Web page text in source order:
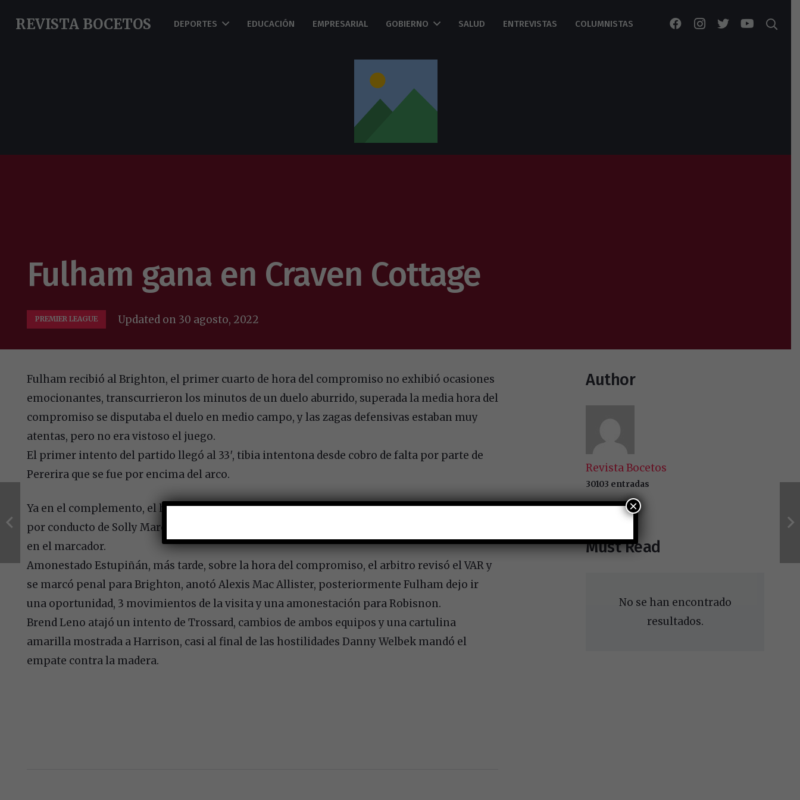
REVISTA BOCETOS DEPORTES EDUCACIÓN EMPRESARIAL GOBIERNO SALUD ENTREVISTAS COLUMNISTAS
Fulham gana en Craven Cottage
PREMIER LEAGUE Updated on 30 agosto, 2022
Fulham recibió al Brighton, el primer cuarto de hora del compromiso no exhibió ocasiones
emocionantes, transcurrieron los minutos de un duelo aburrido, superada la media hora del
compromiso se disputaba el duelo en medio campo, y las zagas defensivas estaban muy
atentas, pero no era vistoso el juego.
El primer intento del partido llegó al 33′, tibia intentona desde cobro de falta por parte de
Pererira que se fue por encima del arco.
Ya en el complemento, el histórico Mitrovic puso arriba al Fulham, luego se acercó la visita
por conducto de Solly March, y un gol en propia puerta de Lewis Dunk duplicó la distancia
en el marcador.
Amonestado Estupiñán, más tarde, sobre la hora del compromiso, el arbitro revisó el VAR y
se marcó penal para Brighton, anotó Alexis Mac Allister, posteriormente Fulham dejo ir
una oportunidad, 3 movimientos de la visita y una amonestación para Robisnon.
Brend Leno atajó un intento de Trossard, cambios de ambos equipos y una cartulina
amarilla mostrada a Harrison, casi al final de las hostilidades Danny Welbek mandó el
empate contra la madera.
Author
Revista Bocetos
30103 entradas
Must Read
No se han encontrado
resultados.
×